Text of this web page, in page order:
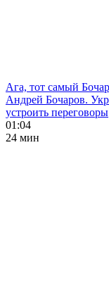
Ага, тот самый
Андрей Бочаров.
устроить переговоры
01:04
24 мин